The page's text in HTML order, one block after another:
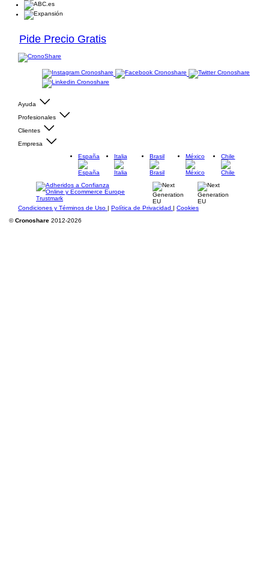
Pide Precio Gratis
Ayuda
Profesionales
Clientes
Empresa
España
Italia Brasil México Chile
Condiciones y Términos de Uso | Política de Privacidad | Cookies
©Cronoshare 2012-2026